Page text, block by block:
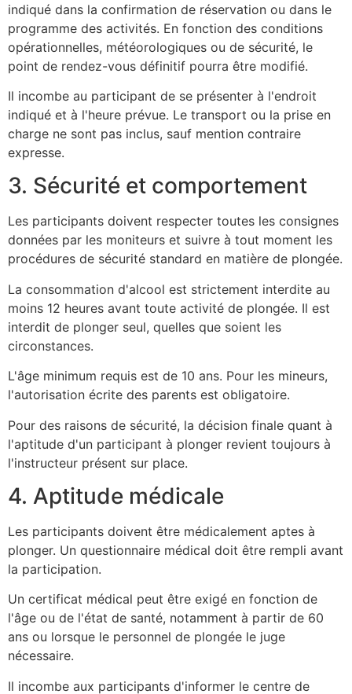
indiqué dans la confirmation de réservation ou dans le
programme des activités. En fonction des conditions
opérationnelles, météorologiques ou de sécurité, le
point de rendez-vous définitif pourra être modifié.
Il incombe au participant de se présenter à l'endroit
indiqué et à l'heure prévue. Le transport ou la prise en
charge ne sont pas inclus, sauf mention contraire
expresse.
3. Sécurité et comportement
Les participants doivent respecter toutes les consignes
données par les moniteurs et suivre à tout moment les
procédures de sécurité standard en matière de plongée.
La consommation d'alcool est strictement interdite au
moins 12 heures avant toute activité de plongée. Il est
interdit de plonger seul, quelles que soient les
circonstances.
L'âge minimum requis est de 10 ans. Pour les mineurs,
l'autorisation écrite des parents est obligatoire.
Pour des raisons de sécurité, la décision finale quant à
l'aptitude d'un participant à plonger revient toujours à
l'instructeur présent sur place.
4. Aptitude médicale
Les participants doivent être médicalement aptes à
plonger. Un questionnaire médical doit être rempli avant
la participation.
Un certificat médical peut être exigé en fonction de
l'âge ou de l'état de santé, notamment à partir de 60
ans ou lorsque le personnel de plongée le juge
nécessaire.
Il incombe aux participants d'informer le centre de